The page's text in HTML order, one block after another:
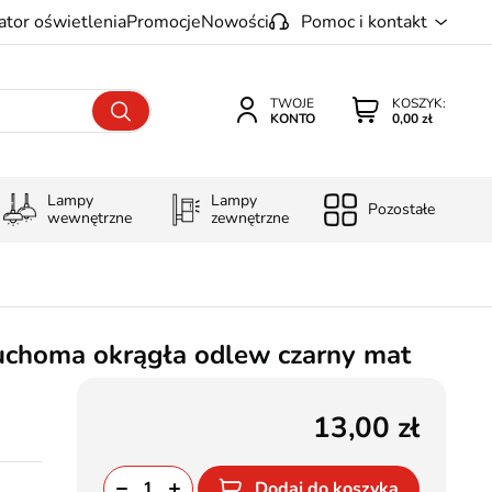
oświetleniaPromocjeNowości Pomoc i kontakt
KOSZYK:
0,00 zł
TWOJE
KONTO
Lampy
wewnętrzne
Lampy
zewnętrzne
Pozostałe
okrągła odlew czarny mat
13,00